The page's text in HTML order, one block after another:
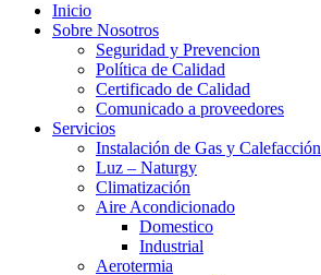
Inicio
Sobre Nosotros
Seguridad y Prevencion
Política de Calidad
Certificado de Calidad
Comunicado a proveedores
Servicios
Instalación de Gas y Calefacción
Luz – Naturgy
Climatización
Aire Acondicionado
Domestico
Industrial
Aerotermia